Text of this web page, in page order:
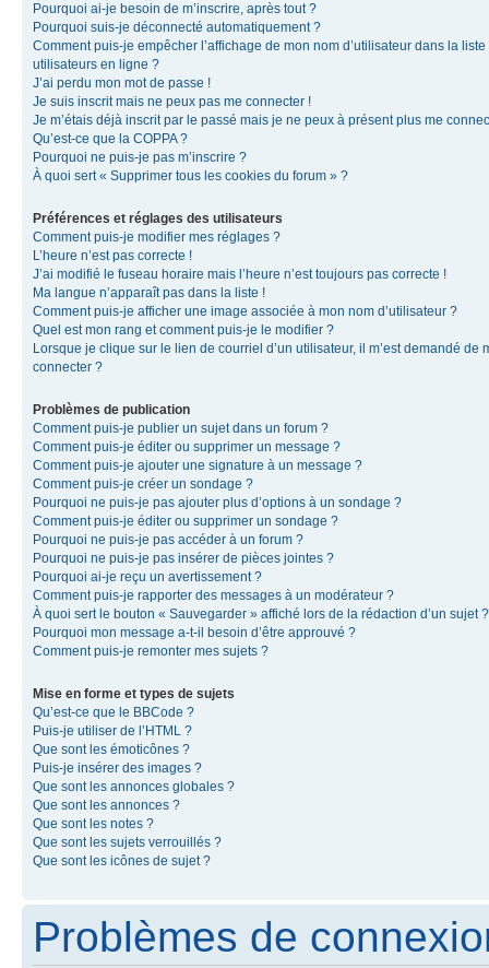
Pourquoi ai-je besoin de m’inscrire, après tout ?
Pourquoi suis-je déconnecté automatiquement ?
Comment puis-je empêcher l’affichage de mon nom d’utilisateur dans la liste
utilisateurs en ligne ?
J’ai perdu mon mot de passe !
Je suis inscrit mais ne peux pas me connecter !
Je m’étais déjà inscrit par le passé mais je ne peux à présent plus me
Qu’est-ce que la COPPA ?
Pourquoi ne puis-je pas m’inscrire ?
À quoi sert « Supprimer tous les cookies du forum » ?
Préférences et réglages des utilisateurs
Comment puis-je modifier mes réglages ?
L’heure n’est pas correcte !
J’ai modifié le fuseau horaire mais l’heure n’est toujours pas correcte !
Ma langue n’apparaît pas dans la liste !
Comment puis-je afficher une image associée à mon nom d’utilisateur ?
Quel est mon rang et comment puis-je le modifier ?
Lorsque je clique sur le lien de courriel d’un utilisateur, il m’est demandé de
connecter ?
Problèmes de publication
Comment puis-je publier un sujet dans un forum ?
Comment puis-je éditer ou supprimer un message ?
Comment puis-je ajouter une signature à un message ?
Comment puis-je créer un sondage ?
Pourquoi ne puis-je pas ajouter plus d’options à un sondage ?
Comment puis-je éditer ou supprimer un sondage ?
Pourquoi ne puis-je pas accéder à un forum ?
Pourquoi ne puis-je pas insérer de pièces jointes ?
Pourquoi ai-je reçu un avertissement ?
Comment puis-je rapporter des messages à un modérateur ?
À quoi sert le bouton « Sauvegarder » affiché lors de la rédaction d’un sujet ?
Pourquoi mon message a-t-il besoin d’être approuvé ?
Comment puis-je remonter mes sujets ?
Mise en forme et types de sujets
Qu’est-ce que le BBCode ?
Puis-je utiliser de l’HTML ?
Que sont les émoticônes ?
Puis-je insérer des images ?
Que sont les annonces globales ?
Que sont les annonces ?
Que sont les notes ?
Que sont les sujets verrouillés ?
Que sont les icônes de sujet ?
Problèmes de